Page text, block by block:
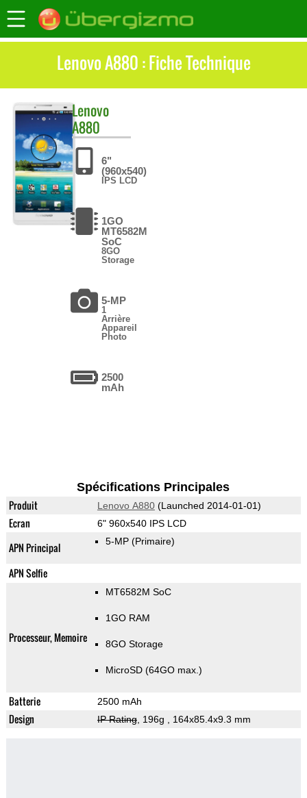
Lenovo A880 : Fiche Technique
Lenovo
A880
6"
(960x540)
IPS LCD
1GO
MT6582M
SoC
8GO
Storage
5-MP
1
Arrière
Appareil
Photo
2500
mAh
Spécifications Principales
Produit Lenovo A880(Launched 2014-01-01)
Ecran 6" 960x540 IPS LCD
APN Principal 5-MP (Primaire)
APN Selfie
Processeur, Memoire
MT6582M SoC
1GO RAM
8GO Storage
MicroSD (64GO max.)
Batterie 2500 mAh
Design IP Rating, 196g , 164x85.4x9.3 mm